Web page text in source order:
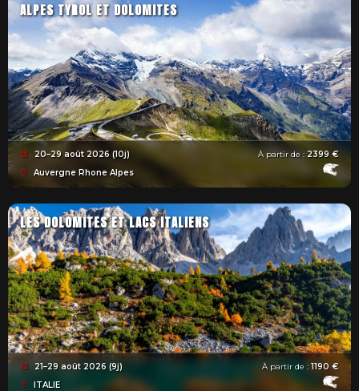
ALPES TYROL ET DOLOMITES
20–29 août 2026 (10j)
Auvergne Rhone Alpes
À partir de : 2399 €
LES DOLOMITES ET LACS ITALIENS
21–29 août 2026 (9j)
ITALIE
À partir de : 1190 €